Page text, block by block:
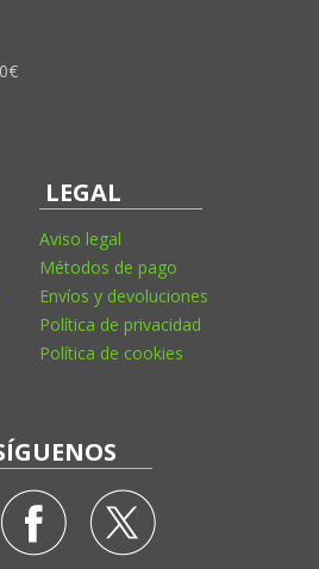
LEGAL
Aviso legal
Métodos de pago
Envíos y devoluciones
Política de privacidad
Política de cookies